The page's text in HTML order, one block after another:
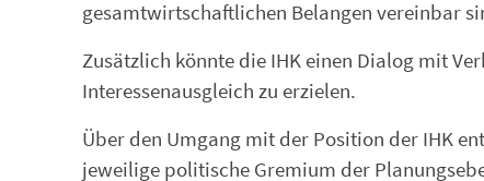
gesamtwirtschaftlichen Belangen vereinbar
Zusätzlich könnte die IHK einen Dialog mit
Interessenausgleich zu erzielen.
Über den Umgang mit der Position der IHK
jeweilige politische Gremium der